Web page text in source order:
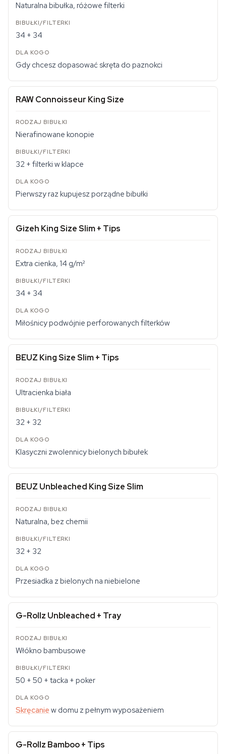
Naturalna bibułka, różowe filterki
34 + 34
Gdy chcesz dopasować skręta do paznokci
RAW Connoisseur King Size
Nierafinowane konopie
32 + filterki w klapce
Pierwszy raz kupujesz porządne bibułki
Gizeh King Size Slim + Tips
Extra cienka, 14 g/m²
34 + 34
Miłośnicy podwójnie perforowanych filterków
BEUZ King Size Slim + Tips
Ultracienka biała
32 + 32
Klasyczni zwolennicy bielonych bibułek
BEUZ Unbleached King Size Slim
Naturalna, bez chemii
32 + 32
Przesiadka z bielonych na niebielone
G-Rollz Unbleached + Tray
Włókno bambusowe
50 + 50 + tacka + poker
Skręcanie w domu z pełnym wyposażeniem
G-Rollz Bamboo + Tips